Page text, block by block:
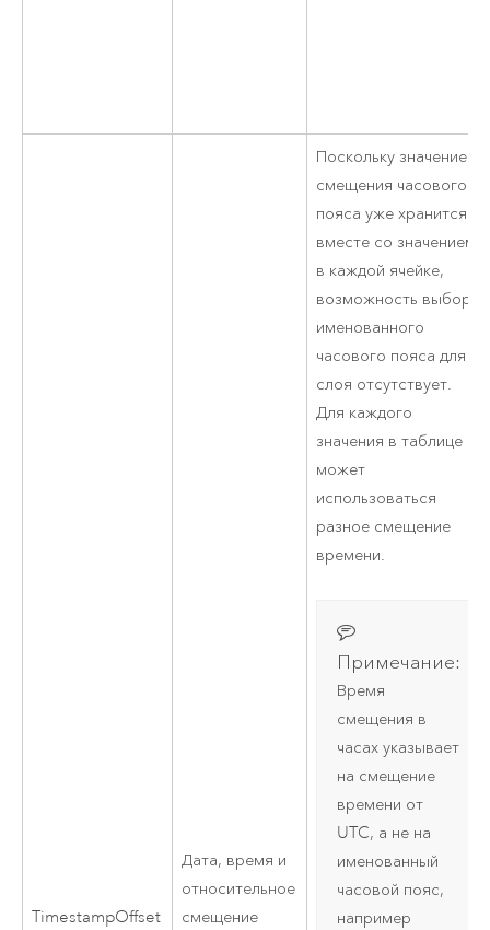
TimestampOffset
Дата, время и
относительное
смещение
Поскольку значение
смещения часового
пояса уже хранится
вместе со значением
в каждой ячейке,
возможность выбора
именованного
часового пояса для
слоя отсутствует.
Для каждого
значения в таблице
может
использоваться
разное смещение
времени.
Примечание:
Время
смещения в
часах указывает
на смещение
времени от
UTC, а не на
именованный
часовой пояс,
например